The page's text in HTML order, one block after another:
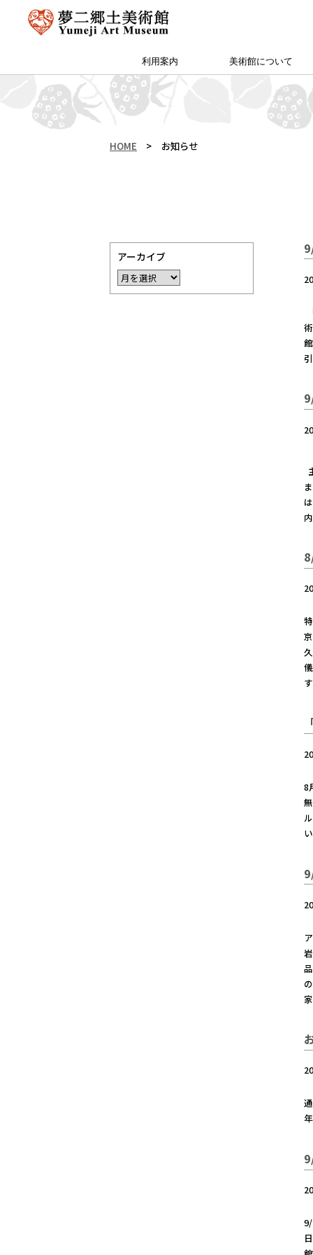
利用案内
夢二郷土美術館 本館
夢二生家記念館・少年山荘
アクセス・特別プラン
カフェ＆ショップ
予約方法・団体申込
サイトマップ
美術館について
館長挨拶
所蔵作品
友の会「ゆめびぃ」
お知らせ
（公財）両備文化振興財団
范曽美術館について
HOME > お知らせ
8
アーカイブ